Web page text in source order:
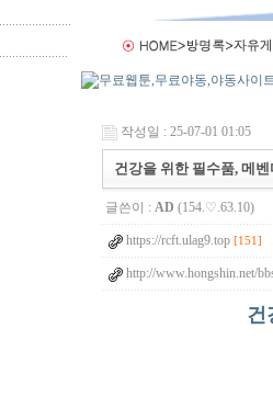
작성일 : 25-07-01 01:05
건강을 위한 필수품, 메
글쓴이 : AD (154.♡.63.10)
https://rcft.ulag9.top [151]
http://www.hongshin.net/
건